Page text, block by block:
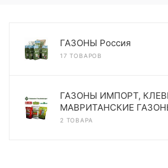
ГАЗОНЫ Россия
17 ТОВАРОВ
ГАЗОНЫ ИМПОРТ,
МАВРИТАНСКИЕ
2 ТОВАРА